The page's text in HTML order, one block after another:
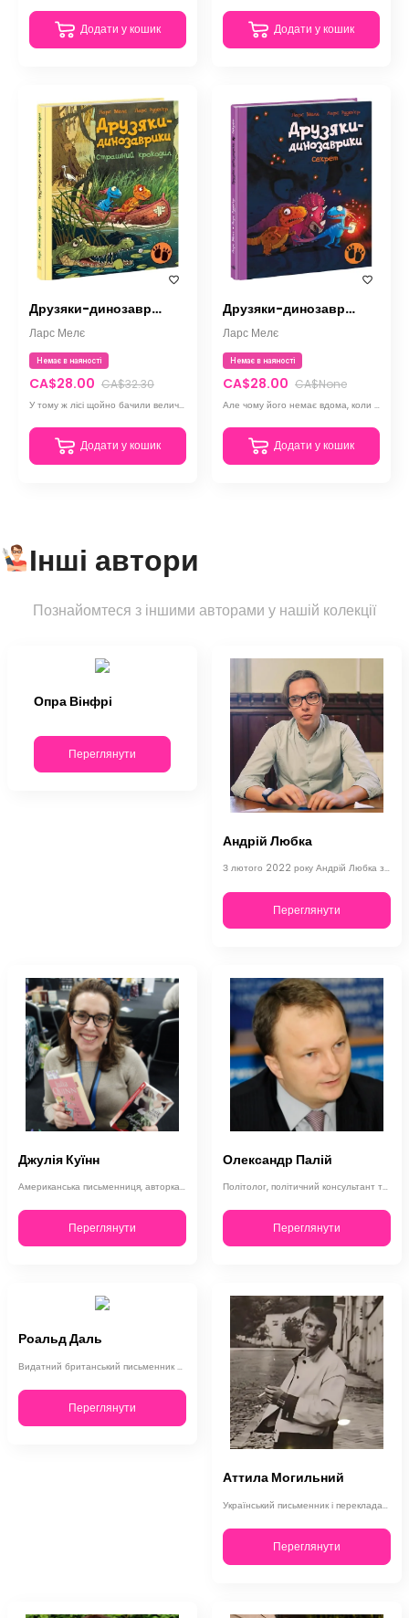
Додати у кошик Додати у кошик
Друзяки-динозаврики. Страшний крокодил
Ларс Мелє
Немає в наяності
CA$28.00 CA$32.30
У тому ж лісі щойно бачили величезного крокодила. Тож тепер Расмусові та Тіммі знадобиться удача
Додати у кошик
Друзяки-динозаврики. Секрет
Ларс Мелє
Немає в наяності
CA$28.00 CA$None
Але чому його немає вдома, коли вони туди прибувають? А які таємниці ховаються в темній печері?
Додати у кошик
Інші автори
Познайомтеся з іншими авторами у нашій колекції
Опра Вінфрі
Переглянути
Андрій Любка
З лютого 2022 року Андрій Любка займається волонтерською діяльністю, допомагаюч…
Переглянути
Джулія Куїнн
Американська письменниця, авторка популярних історичних любовних романів, зокре…
Переглянути
Олександр Палій
Політолог, політичний консультант та блогер Олександр Палій народився 7 жовтня …
Переглянути
Роальд Даль
Видатний британський письменник норвезького походження, майстер «чорного гумору…
Переглянути
Аттила Могильний
Український письменник і перекладач, Аттила Могильний закінчив Київський універ…
Переглянути